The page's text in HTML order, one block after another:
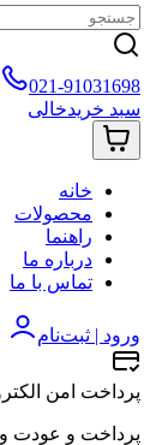
021-91031698
سبد خریدخالی
خانه
محصولات
راهنما
درباره ما
تماس با ما
ورود | ثبت‌نام
پرداخت امن
پرداخت و عودت